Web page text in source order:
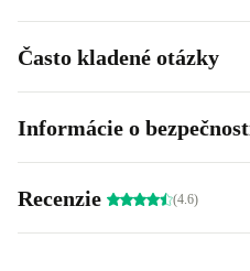
Často kladené otázky
Informácie o
Recenzie (4.6)